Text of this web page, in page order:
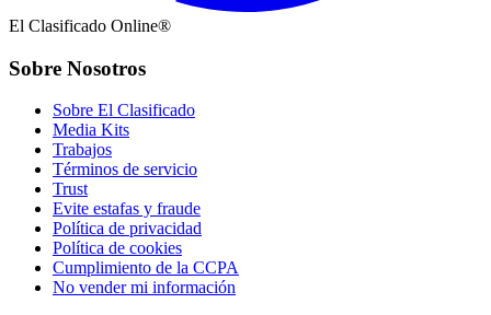
El Clasificado Online®
Sobre Nosotros
Sobre El Clasificado
Media Kits
Trabajos
Términos de servicio
Trust
Evite estafas y fraude
Política de privacidad
Política de cookies
Cumplimiento de la CCPA
No vender mi información